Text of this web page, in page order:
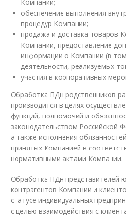
Компании;
обеспечение выполнения
процедур Компании;
продажа и доставка товаров
Компании, предоставление
информации о Компании (в
деятельности, реализуемых
участия в корпоративных
Обработка ПДн родственников
производится в целях
функций, полномочий и
законодательством Российской
а также исполнения
принятых Компанией в
нормативными актами Компании.
Обработка ПДн представителей
контрагентов Компании и
статусе индивидуальных
с целью взаимодействия с